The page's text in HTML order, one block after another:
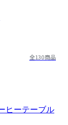
全130商品